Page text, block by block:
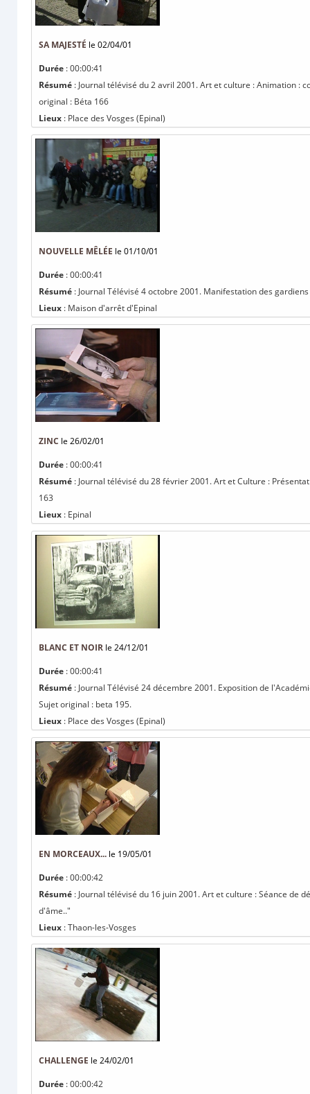
SA MAJESTÉ le 02/04/01
Durée : 00:00:41
Résumé : Journal télévisé du 2 avril 2001. Art et culture : Animation :
original : Béta 166
Lieux : Place des Vosges (Epinal)
NOUVELLE MÊLÉE le 01/10/01
Durée : 00:00:41
Résumé : Journal Télévisé 4 octobre 2001. Manifestation des
Lieux : Maison d'arrêt d'Epinal
ZINC le 26/02/01
Durée : 00:00:41
Résumé : Journal télévisé du 28 février 2001. Art et Culture :
163
Lieux : Epinal
BLANC ET NOIR le 24/12/01
Durée : 00:00:41
Résumé : Journal Télévisé 24 décembre 2001. Exposition de
Sujet original : beta 195.
Lieux : Place des Vosges (Epinal)
EN MORCEAUX... le 19/05/01
Durée : 00:00:42
Résumé : Journal télévisé du 16 juin 2001. Art et culture : Séance de
d'âme.."
Lieux : Thaon-les-Vosges
CHALLENGE le 24/02/01
Durée : 00:00:42